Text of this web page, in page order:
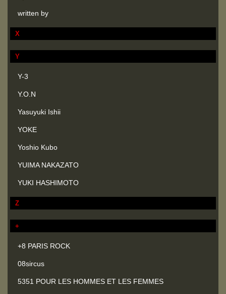
written by
X
Y
Y-3
Y.O.N
Yasuyuki Ishii
YOKE
Yoshio Kubo
YUIMA NAKAZATO
YUKI HASHIMOTO
Z
+
+8 PARIS ROCK
08sircus
5351 POUR LES HOMMES ET LES FEMMES